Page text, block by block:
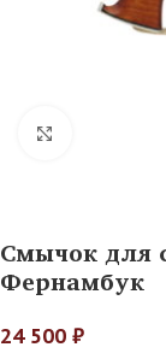
Смычок для
Фернамбук
24 500 ₽